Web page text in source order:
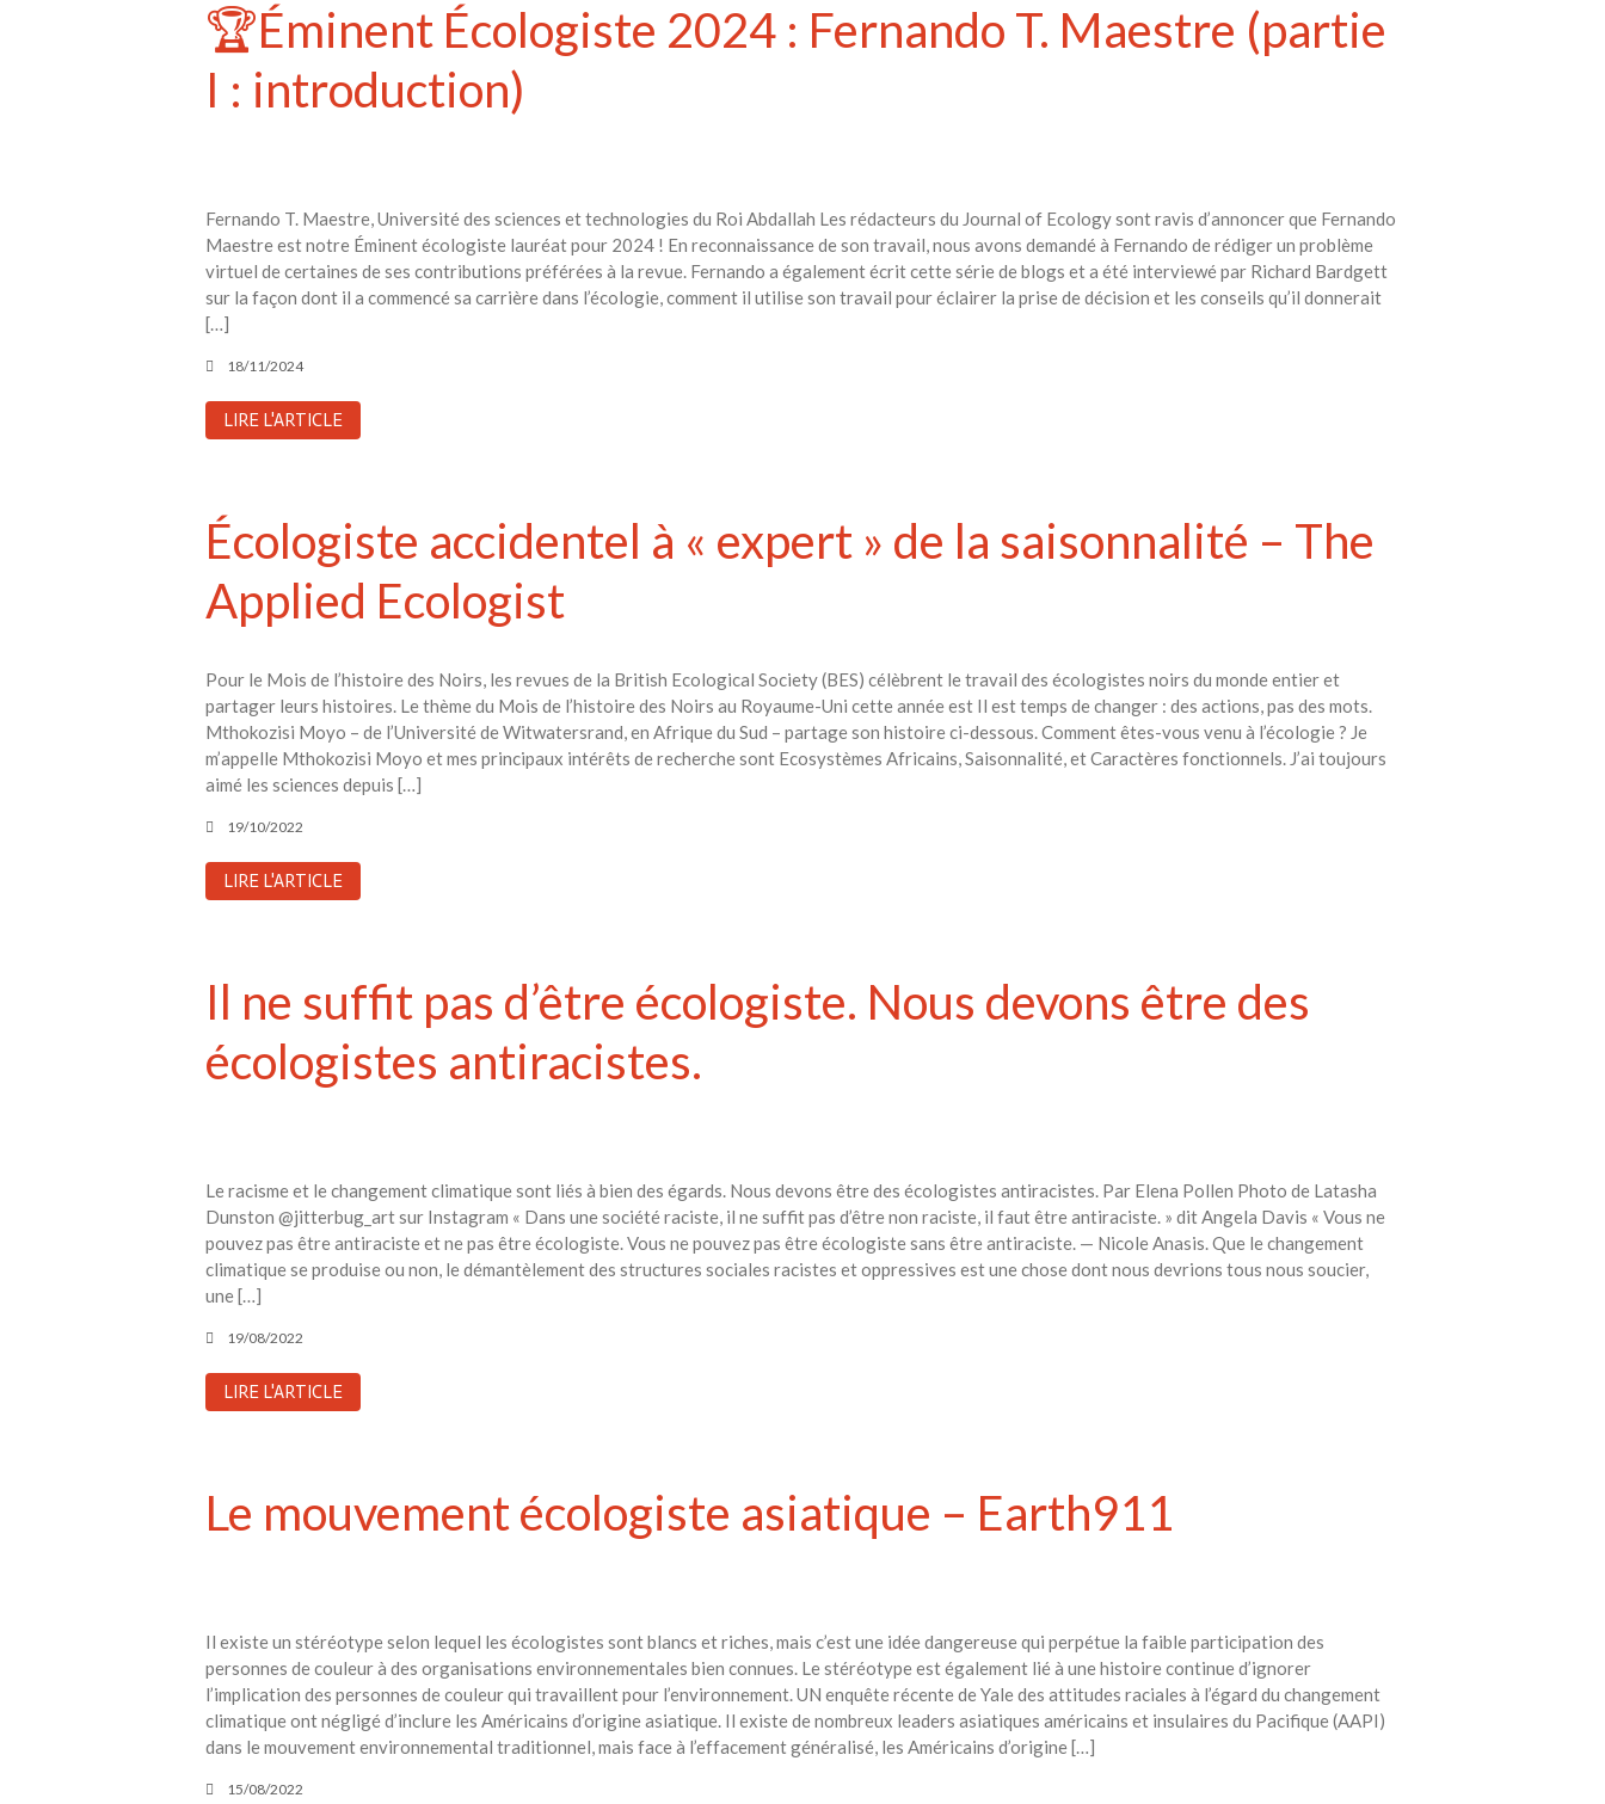
🏆Éminent Écologiste 2024 : Fernando T. Maestre (partie
I : introduction)
Fernando T. Maestre, Université des sciences et technologies du Roi Abdallah Les rédacteurs du Journal of Ecology sont ravis d’annoncer que Fernando
Maestre est notre Éminent écologiste lauréat pour 2024 ! En reconnaissance de son travail, nous avons demandé à Fernando de rédiger un problème
virtuel de certaines de ses contributions préférées à la revue. Fernando a également écrit cette série de blogs et a été interviewé par Richard Bardgett
sur la façon dont il a commencé sa carrière dans l’écologie, comment il utilise son travail pour éclairer la prise de décision et les conseils qu’il donnerait
[…]
18/11/2024
LIRE L'ARTICLE
Écologiste accidentel à « expert » de la saisonnalité – The
Applied Ecologist
Pour le Mois de l’histoire des Noirs, les revues de la British Ecological Society (BES) célèbrent le travail des écologistes noirs du monde entier et
partager leurs histoires. Le thème du Mois de l’histoire des Noirs au Royaume-Uni cette année est Il est temps de changer : des actions, pas des mots.
Mthokozisi Moyo – de l’Université de Witwatersrand, en Afrique du Sud – partage son histoire ci-dessous. Comment êtes-vous venu à l’écologie ? Je
m’appelle Mthokozisi Moyo et mes principaux intérêts de recherche sont Ecosystèmes Africains, Saisonnalité, et Caractères fonctionnels. J’ai toujours
aimé les sciences depuis […]
19/10/2022
LIRE L'ARTICLE
Il ne suffit pas d’être écologiste. Nous devons être des
écologistes antiracistes.
Le racisme et le changement climatique sont liés à bien des égards. Nous devons être des écologistes antiracistes. Par Elena Pollen Photo de Latasha
Dunston @jitterbug_art sur Instagram « Dans une société raciste, il ne suffit pas d’être non raciste, il faut être antiraciste. » dit Angela Davis « Vous ne
pouvez pas être antiraciste et ne pas être écologiste. Vous ne pouvez pas être écologiste sans être antiraciste. — Nicole Anasis. Que le changement
climatique se produise ou non, le démantèlement des structures sociales racistes et oppressives est une chose dont nous devrions tous nous soucier,
une […]
19/08/2022
LIRE L'ARTICLE
Le mouvement écologiste asiatique – Earth911
Il existe un stéréotype selon lequel les écologistes sont blancs et riches, mais c’est une idée dangereuse qui perpétue la faible participation des
personnes de couleur à des organisations environnementales bien connues. Le stéréotype est également lié à une histoire continue d’ignorer
l’implication des personnes de couleur qui travaillent pour l’environnement. UN enquête récente de Yale des attitudes raciales à l’égard du changement
climatique ont négligé d’inclure les Américains d’origine asiatique. Il existe de nombreux leaders asiatiques américains et insulaires du Pacifique (AAPI)
dans le mouvement environnemental traditionnel, mais face à l’effacement généralisé, les Américains d’origine […]
15/08/2022